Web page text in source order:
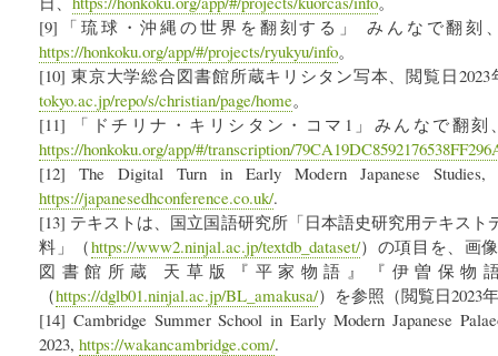
[9]「琉球・沖縄の世界を翻刻する」 みんなで翻刻
https://honkoku.org/app/#/projects/ryukyu/info。
[10] 東京大学総合図書館所蔵キリシタン写本、閲覧日2023
tokyo.ac.jp/repo/s/christian/page/home。
[11] 「ドチリナ・キリシタン・コマ1」みんなで翻刻
https://honkoku.org/app/#/transcription/
[12] The Digital Turn in Early Modern Japanese Studies,
https://japanesedhconference.co.uk/.
[13] テキストは、国立国語研究所「日本語史研究用テキスト
料」（https://www2.ninjal.ac.jp/textdb_dataset/）の項目を、画
図書館所蔵 天草版『平家物語』『伊曽保物
（https://dglb01.ninjal.ac.jp/BL_amakusa/）を参照（閲覧日2023
[14] Cambridge Summer School in Early Modern Japanese
2023, https://wakancambridge.com/.